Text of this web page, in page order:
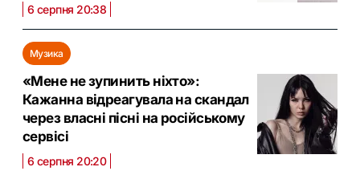
6 серпня 20:38
Музика
«Мене не зупинить ніхто»:
Кажанна відреагувала на скандал
через власні пісні на російському
сервісі
6 серпня 20:20